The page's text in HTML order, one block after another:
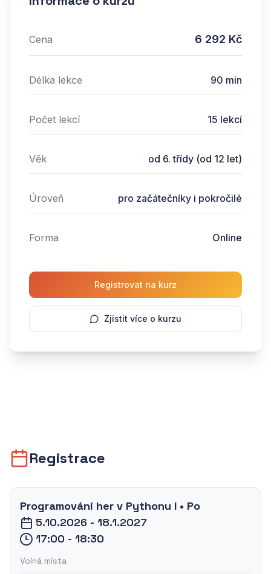
Cena 6 292 Kč
Délka lekce 90 min
Počet lekcí 15 lekcí
Věk od 6. třídy (od 12 let)
Úroveň pro začátečníky i pokročilé
Forma Online
Registrovat na kurz
Zjistit více o kurzu
Registrace